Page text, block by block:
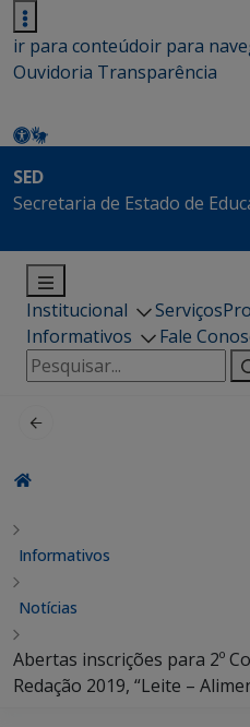
ir para conteúdoir para
Ouvidoria Transparência
SED
Secretaria de Estado de
Institucional Serviços
Informativos
Fale
Pesquisar
por:
Informativos
Notícias
Abertas inscrições para 2º
Redação 2019, “Leite –